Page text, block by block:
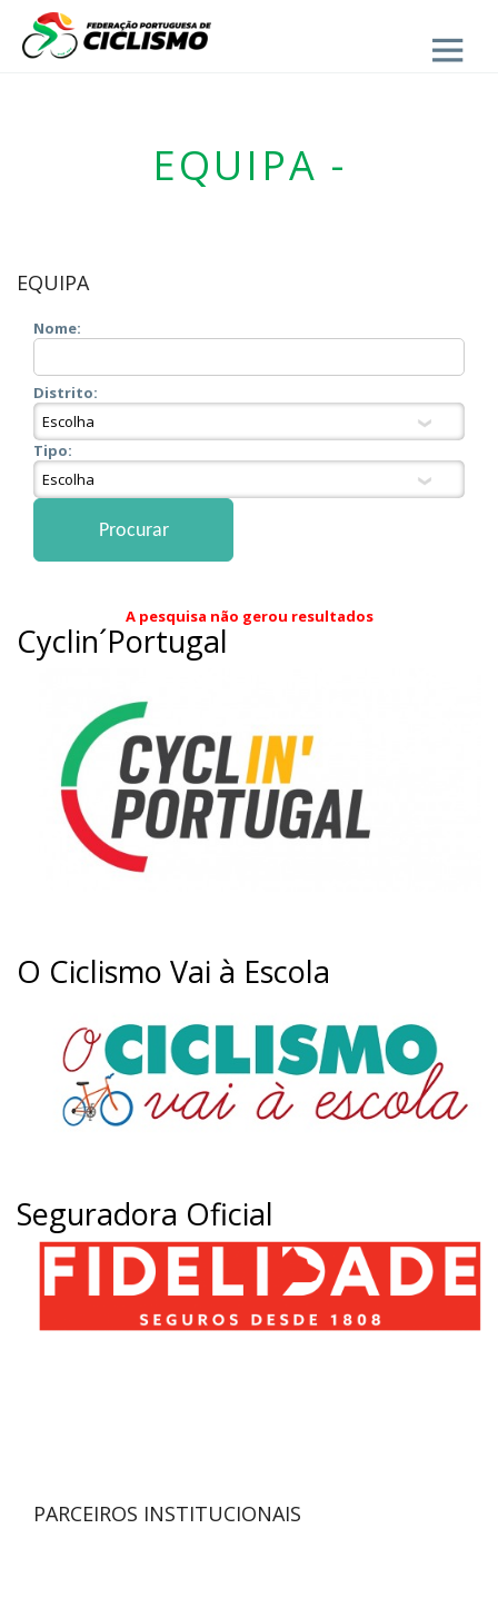
Close
EQUIPA -
EQUIPA
Nome:
Distrito:
Tipo:
A pesquisa não gerou resultados
Cyclin´Portugal
O Ciclismo Vai à Escola
Seguradora Oficial
PARCEIROS INSTITUCIONAIS